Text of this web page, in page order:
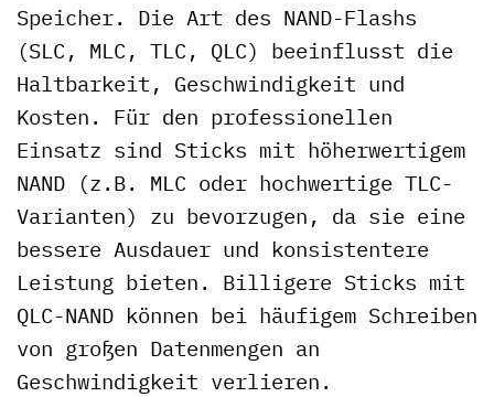
Speicher. Die Art des NAND-Flashs
(SLC, MLC, TLC, QLC) beeinflusst die
Haltbarkeit, Geschwindigkeit und
Kosten. Für den professionellen
Einsatz sind Sticks mit höherwertigem
NAND (z.B. MLC oder hochwertige TLC-
Varianten) zu bevorzugen, da sie eine
bessere Ausdauer und konsistentere
Leistung bieten. Billigere Sticks mit
QLC-NAND können bei häufigem Schreiben
von großen Datenmengen an
Geschwindigkeit verlieren.